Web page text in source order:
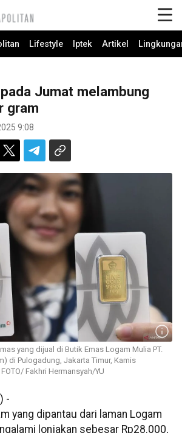
Lifestyle Iptek Artikel
Jumat melambung
gram
9:08
yang dijual di Butik Emas Logam Mulia PT.
di Pulogadung, Jakarta Timur, Kamis
Fakhri Hermansyah/YU
-
yang dipantau dari laman Logam
lonjakan sebesar Rp28.000,